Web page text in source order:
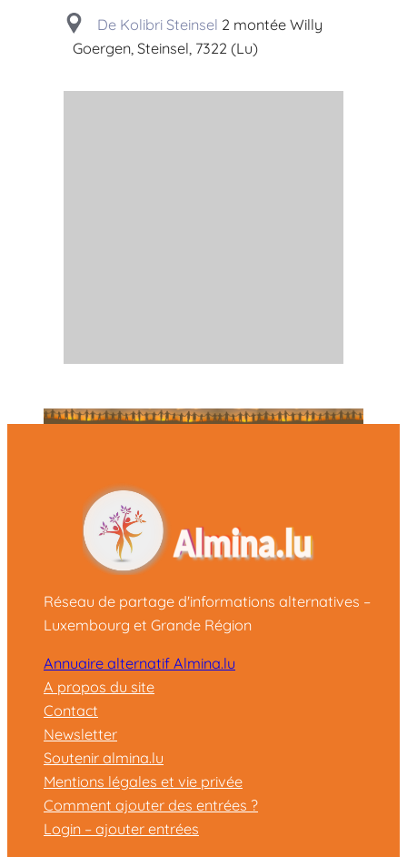
De Kolibri Steinsel 2 montée Willy
Goergen, Steinsel, 7322 (Lu)
Réseau de partage d'informations alternatives –
Luxembourg et Grande Région
Annuaire alternatif Almina.lu
A propos du site
Contact
Newsletter
Soutenir almina.lu
Mentions légales et vie privée
Comment ajouter des entrées ?
Login – ajouter entrées